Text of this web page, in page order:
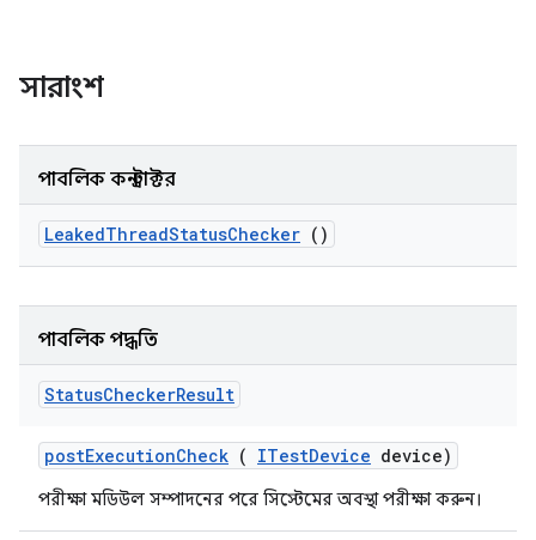
সারাংশ
পাবলিক কনস্ট্রাক্টর
LeakedThreadStatusChecker ()
পাবলিক পদ্ধতি
StatusCheckerResult
postExecutionCheck ( ITestDevice device)
পরীক্ষা মডিউল সম্পাদনের পরে সিস্টেমের অবস্থা পরীক্ষা করুন।